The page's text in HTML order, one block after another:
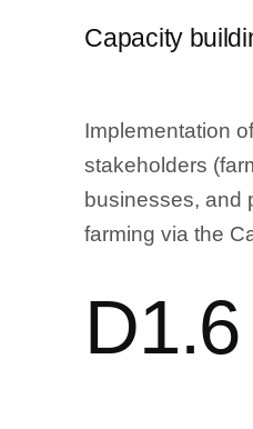
Capacity
Implementation
stakeholders
businesses, and
farming via the
D1.6